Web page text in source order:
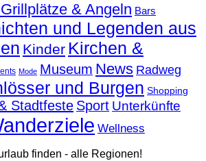
& Angeln Bars
und Legenden aus
Kinder Kirchen &
Mode Museum News Radweg
und Burgen Shopping
Stadtfeste Sport Unterkünfte
Wellness
finden - alle Regionen!